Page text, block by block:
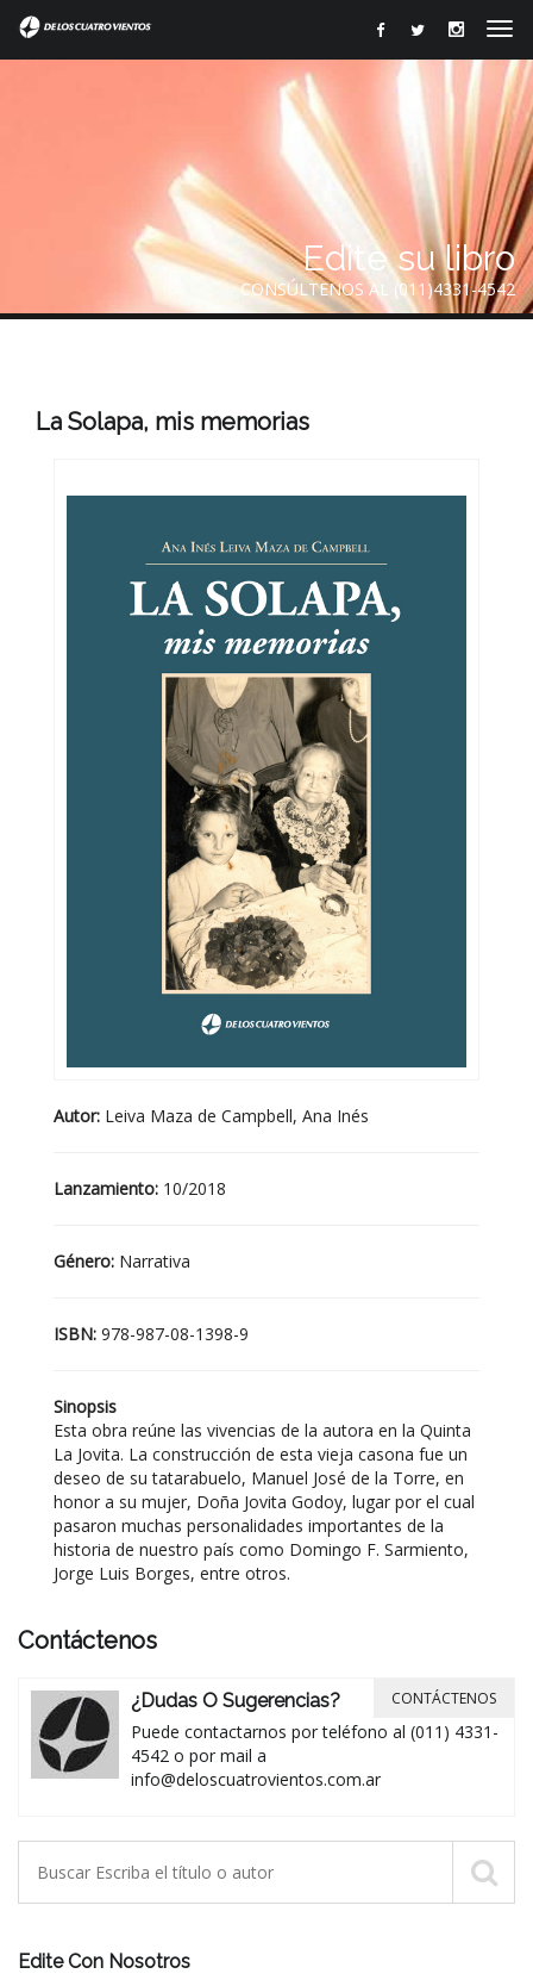
Edite su libro
CONSÚLTENOS AL (011)4331-4542
La Solapa, mis memorias
Autor: Leiva Maza de Campbell, Ana Inés
Lanzamiento: 10/2018
Género: Narrativa
ISBN: 978-987-08-1398-9
Sinopsis
Esta obra reúne las vivencias de la autora en la Quinta
La Jovita. La construcción de esta vieja casona fue un
deseo de su tatarabuelo, Manuel José de la Torre, en
honor a su mujer, Doña Jovita Godoy, lugar por el cual
pasaron muchas personalidades importantes de la
historia de nuestro país como Domingo F. Sarmiento,
Jorge Luis Borges, entre otros.
Contáctenos
¿Dudas O Sugerencias?
Puede contactarnos por teléfono al (011) 4331-
4542 o por mail a
info@deloscuatrovientos.com.ar
CONTÁCTENOS
Edite Con Nosotros